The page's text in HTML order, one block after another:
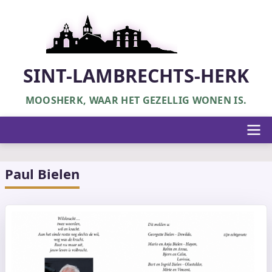
SINT-LAMBRECHTS-HERK
MOOSHERK, WAAR HET GEZELLIG WONEN IS.
Paul Bielen